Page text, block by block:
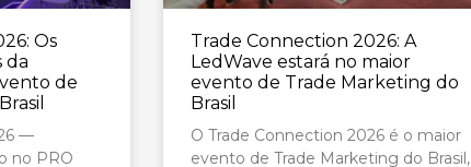
Os
da
de
—
no PRO
Trade Connection 2026: A
LedWave estará no maior
evento de Trade Marketing do
Brasil
O Trade Connection 2026 é o maior
evento de Trade Marketing do Brasil,